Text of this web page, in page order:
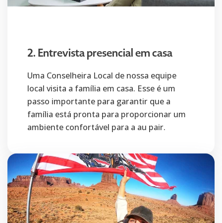
2. Entrevista presencial em casa
Uma Conselheira Local de nossa equipe
local visita a família em casa. Esse é um
passo importante para garantir que a
família está pronta para proporcionar um
ambiente confortável para a au pair.